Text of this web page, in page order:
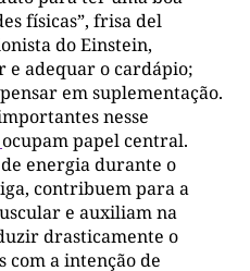
físicas”, frisa del
do Einstein,
adequar o cardápio;
em suplementação.
nesse
ocupam papel central.
energia durante o
contribuem para a
e auxiliam na
drasticamente o
com a intenção de